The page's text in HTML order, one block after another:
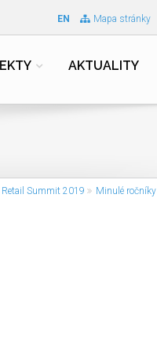
EN Mapa stránky
AKTUALITY
Retail Summit 2019 Minulé ročníky